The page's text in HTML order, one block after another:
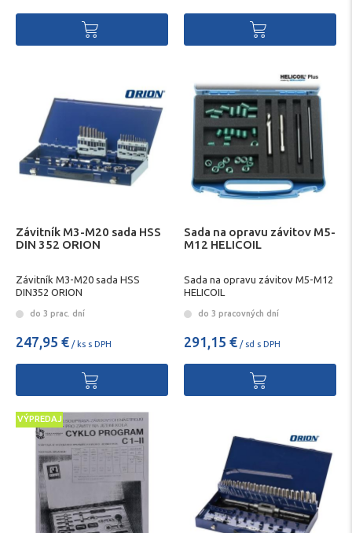
Závitník M3-M20 sada HSS
DIN 352 ORION
Závitník M3-M20 sada HSS
DIN352 ORION
do 3 prac. dní
247,95 € / ks s DPH
Sada na opravu závitov M5-
M12 HELICOIL
Sada na opravu závitov M5-M12
HELICOIL
do 3 pracovných dní
291,15 € / sd s DPH
VÝPREDAJ